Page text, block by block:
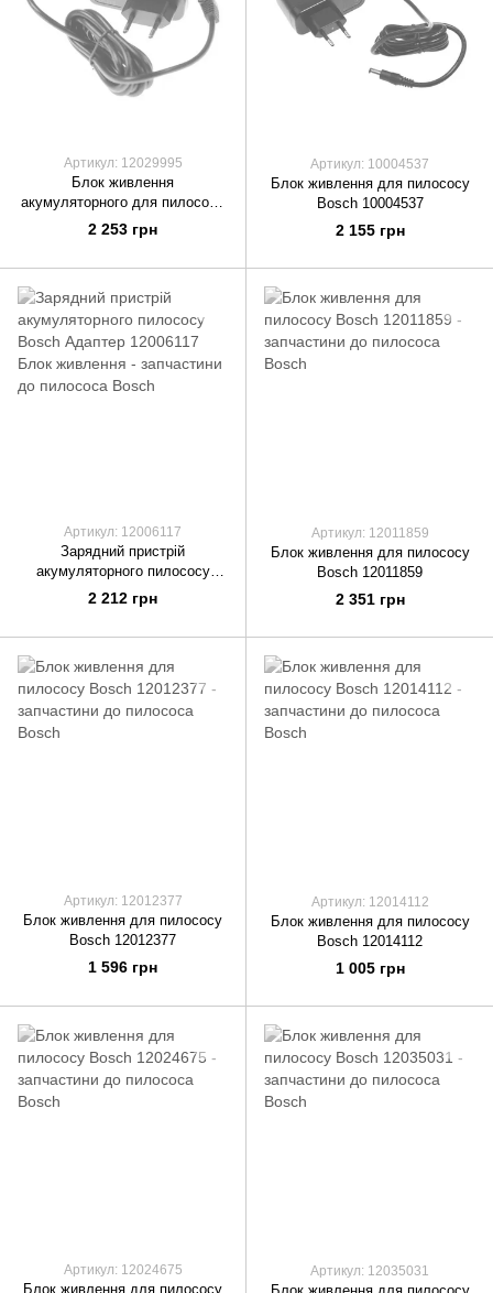
Артикул: 12029995
Блок живлення
акумуляторного для пилососу
Bosch 12029995
2 253 грн
Артикул: 10004537
Блок живлення для пилососу
Bosch 10004537
2 155 грн
Артикул: 12006117
Зарядний пристрій
акумуляторного пилососу
Bosch Адаптер 12006117 Блок
живлення
2 212 грн
Артикул: 12011859
Блок живлення для пилососу
Bosch 12011859
2 351 грн
Артикул: 12012377
Блок живлення для пилососу
Bosch 12012377
1 596 грн
Артикул: 12014112
Блок живлення для пилососу
Bosch 12014112
1 005 грн
Артикул: 12024675
Блок живлення для пилососу
Артикул: 12035031